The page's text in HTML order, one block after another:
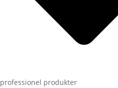
professionel produkter